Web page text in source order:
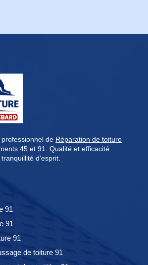
de Réparation de toiture
45 et 91. Qualité et efficacité
d'esprit.
91
91
91
de toiture 91